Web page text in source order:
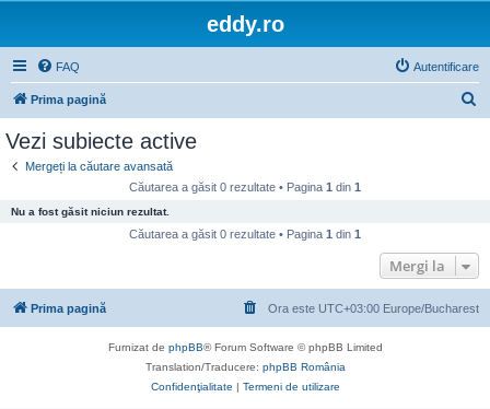
eddy.ro
FAQ Autentificare
Prima pagină
e
Vezi subiecte active
Mergeți la căutare avansată
Căutarea a găsit 0 rezultate • Pagina 1 din 1
Nu a fost găsit niciun rezultat.
Căutarea a găsit 0 rezultate • Pagina 1 din 1
Mergi la
Prima pagină Ora este UTC+03:00 Europe/Bucharest
Furnizat de phpBB® Forum Software © phpBB Limited
Translation/Traducere: phpBB România
Confidenţialitate | Termeni de utilizare